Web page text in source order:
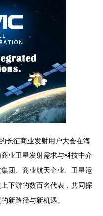
长征商业发射用户大会在海
业卫星发射需求与科技中介
团、商业航天企业、卫星运
下游的数百名代表，共同探
新路径与新机遇。